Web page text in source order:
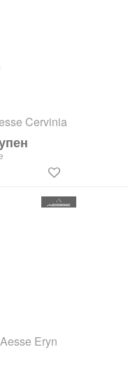
Cervinia
Eryn